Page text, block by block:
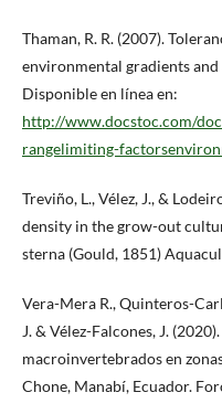
Thaman, R. R. (2007).
environmental gradients and
Disponible en línea en:
http://www.docstoc.com/
rangelimiting-
Treviño, L., Vélez, J., &
density in the grow-out
sterna (Gould, 1851)
Vera-Mera R., Quinteros-
J. & Vélez-Falcones, J.
macroinvertebrados en
Chone, Manabí, Ecuador.